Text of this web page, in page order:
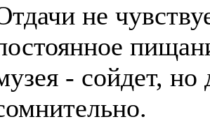
не
- сойдет, но